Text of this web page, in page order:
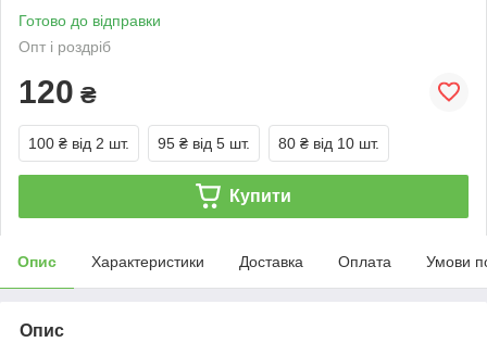
Готово до відправки
Опт і роздріб
120 ₴
100 ₴ від 2 шт. 95 ₴ від 5 шт. 80 ₴ від 10 шт.
Купити
Опис Характеристики Доставка Оплата Умови
Опис